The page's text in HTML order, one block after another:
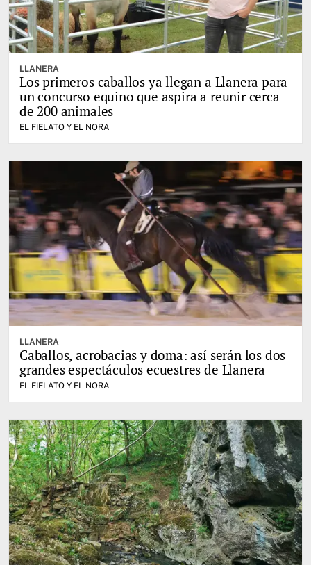
LLANERA
Los primeros caballos ya llegan a Llanera para
un concurso equino que aspira a reunir cerca
de 200 animales
EL FIELATO Y EL NORA
LLANERA
Caballos, acrobacias y doma: así serán los dos
grandes espectáculos ecuestres de Llanera
EL FIELATO Y EL NORA